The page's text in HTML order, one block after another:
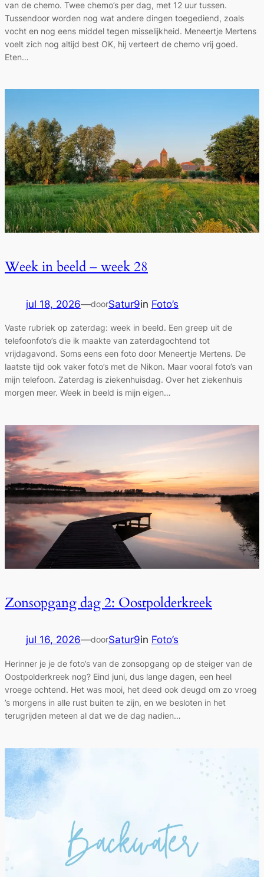
van de chemo. Twee chemo’s per dag, met 12 uur tussen.
Tussendoor worden nog wat andere dingen toegediend, zoals
vocht en nog eens middel tegen misselijkheid. Meneertje Mertens
voelt zich nog altijd best OK, hij verteert de chemo vrij goed.
Eten…
Week in beeld – week 28
jul 18, 2026—doorSatur9in Foto’s
Vaste rubriek op zaterdag: week in beeld. Een greep uit de
telefoonfoto’s die ik maakte van zaterdagochtend tot
vrijdagavond. Soms eens een foto door Meneertje Mertens. De
laatste tijd ook vaker foto’s met de Nikon. Maar vooral foto’s van
mijn telefoon. Zaterdag is ziekenhuisdag. Over het ziekenhuis
morgen meer. Week in beeld is mijn eigen…
Zonsopgang dag 2: Oostpolderkreek
jul 16, 2026—doorSatur9in Foto’s
Herinner je je de foto’s van de zonsopgang op de steiger van de
Oostpolderkreek nog? Eind juni, dus lange dagen, een heel
vroege ochtend. Het was mooi, het deed ook deugd om zo vroeg
’s morgens in alle rust buiten te zijn, en we besloten in het
terugrijden meteen al dat we de dag nadien…